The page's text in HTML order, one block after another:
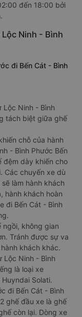
đến 18:00 bởi
Ninh - Bình
đi Bến Cát - Bình
Lộc Ninh - Bình
tách biệt giữa ghế
chỗ của hành
- Bình Phước Bến
đệm dày khiến cho
Các chuyến xe dù
làm hành khách
hành khách hoàn
đi Bến Cát - Bình
ngồi, không gian
Tránh được sự va
khách khác.
Lộc Ninh - Bình
là loại xe
Solati.
đi Bến Cát - Bình
ghế đầu xe là ghế
còn lại. Dòng xe